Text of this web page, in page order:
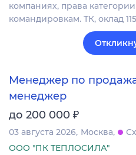
компаниях, права
командировкам. ТК, оклад
Менеджер по
менеджер
до 200 000 ₽
03 августа 2026 Москва
ООО "ПК ТЕПЛОСИЛА"